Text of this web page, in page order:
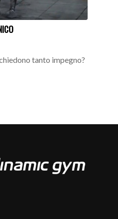
tanto impegno?